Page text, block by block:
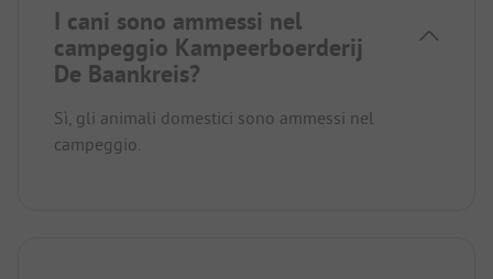
I cani sono ammessi nel
campeggio Kampeerboerderij
De Baankreis?
Sì, gli animali domestici sono ammessi nel
campeggio.